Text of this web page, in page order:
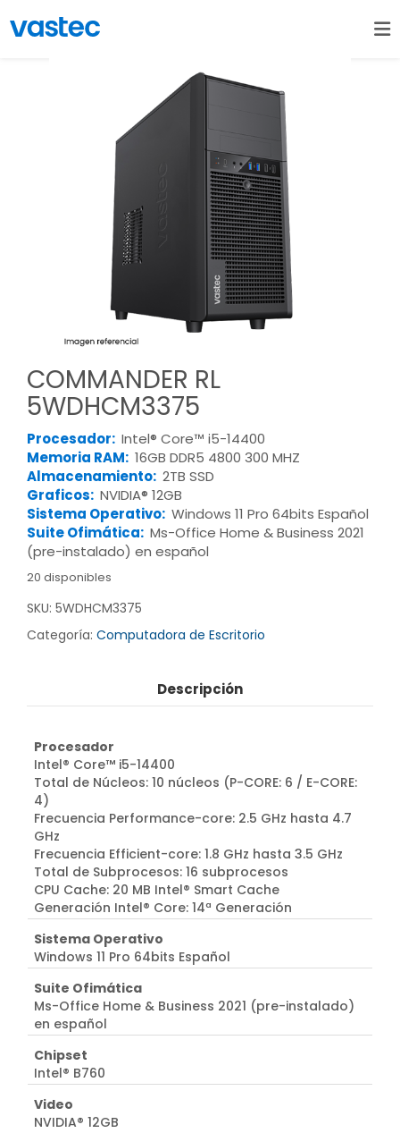
COMMANDER RL
5WDHCM3375
Procesador: Intel® Core™ i5-14400
Memoria RAM: 16GB DDR5 4800 300 MHZ
Almacenamiento: 2TB SSD
Graficos: NVIDIA® 12GB
Sistema Operativo: Windows 11 Pro 64bits Español
Suite Ofimática: Ms-Office Home & Business 2021
(pre-instalado) en español
20 disponibles
SKU: 5WDHCM3375
Categoría: Computadora de Escritorio
Descripción
Procesador
Intel® Core™ i5-14400
Total de Núcleos: 10 núcleos (P-CORE: 6 / E-CORE:
4)
Frecuencia Performance-core: 2.5 GHz hasta 4.7
GHz
Frecuencia Efficient-core: 1.8 GHz hasta 3.5 GHz
Total de Subprocesos: 16 subprocesos
CPU Cache: 20 MB Intel® Smart Cache
Generación Intel® Core: 14ª Generación
Sistema Operativo
Windows 11 Pro 64bits Español
Suite Ofimática
Ms-Office Home & Business 2021 (pre-instalado)
en español
Chipset
Intel® B760
Video
NVIDIA® 12GB